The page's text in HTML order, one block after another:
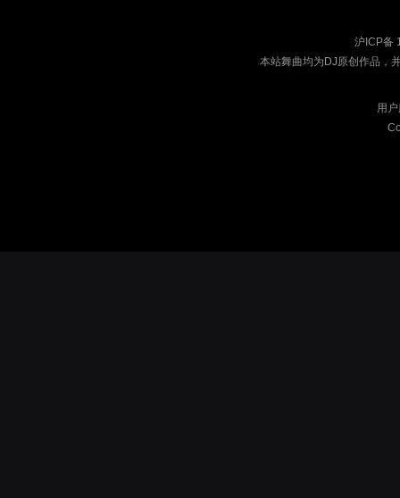
沪ICP备
本站舞曲均为DJ原创作品，
用